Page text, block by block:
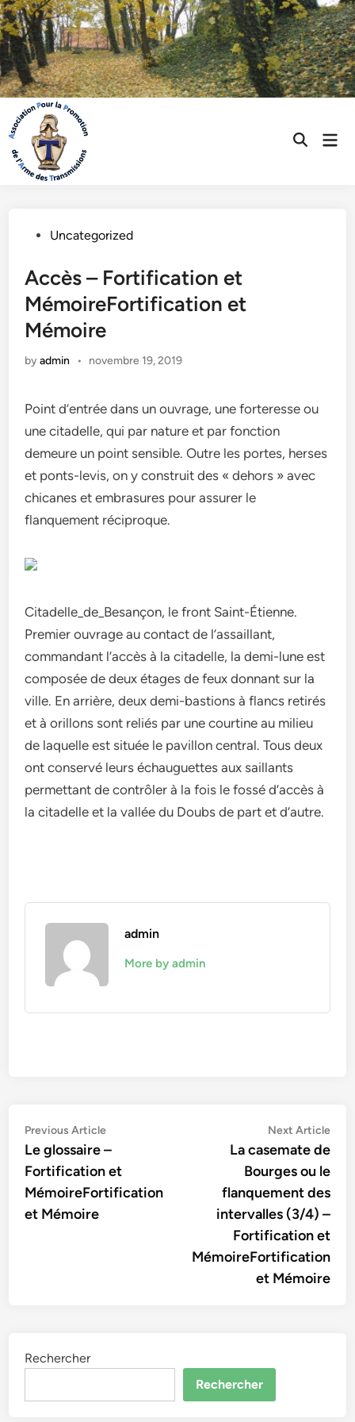
Skip
to
content
Open
PostedUncategorized
Accès – Fortification et
MémoireFortification et
Mémoire
byadmin • novembre 19, 2019
Point d’entrée dans un ouvrage, une forteresse ou
une citadelle, qui par nature et par fonction
demeure un point sensible. Outre les portes, herses
et ponts-levis, on y construit des « dehors » avec
chicanes et embrasures pour assurer le
flanquement réciproque.
Citadelle_de_Besançon, le front Saint-Étienne.
Premier ouvrage au contact de l’assaillant,
commandant l’accès à la citadelle, la demi-lune est
composée de deux étages de feux donnant sur la
ville. En arrière, deux demi-bastions à flancs retirés
et à orillons sont reliés par une courtine au milieu
de laquelle est située le pavillon central. Tous deux
ont conservé leurs échauguettes aux saillants
permettant de contrôler à la fois le fossé d’accès à
la citadelle et la vallée du Doubs de part et d’autre.
admin
More by admin
Navigation
de
l’article
Previous ArticlePrevious
article:
Le glossaire –
Fortification et
MémoireFortification
et Mémoire
Next Article
La casemate de
Bourges ou le
flanquement des
intervalles (3/4) –
Fortification et
MémoireFortification
et Mémoire
Rechercher
Rechercher